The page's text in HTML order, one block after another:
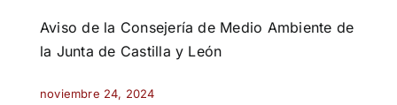
Aviso de la Consejería de Medio Ambiente de
la Junta de Castilla y León
noviembre 24, 2024